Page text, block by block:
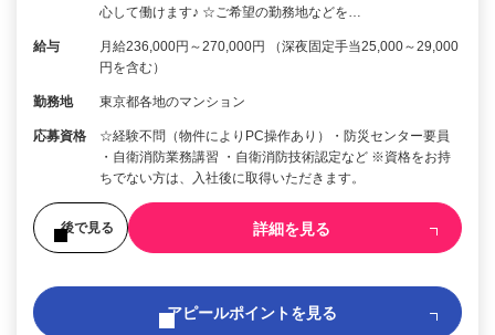
心して働けます♪ ☆ご希望の勤務地などを…
給与
月給236,000円～270,000円 （深夜固定手当25,000～29,000
円を含む）
勤務地 東京都各地のマンション
応募資格
☆経験不問（物件によりPC操作あり）・防災センター要員
・自衛消防業務講習 ・自衛消防技術認定など ※資格をお持
ちでない方は、入社後に取得いただきます。
後で見る 詳細を見る
アピールポイントを見る